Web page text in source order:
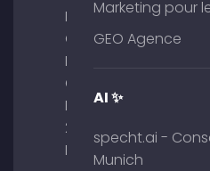
Marketing
GmbH –
Palais am
Obelisk
Briennerstr.
29 80333
Munich
Marketing pour
GEO Agence
AI ✨
specht.ai -
Munich